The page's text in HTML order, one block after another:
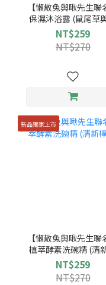
【懶散兔與啾先生聯
保濕沐浴露 (鼠尾草
鹽)
NT$259
NT$270
新品獨家上市
【懶散兔與啾先生聯
植萃酵素洗碗精 (清
香)
NT$259
NT$270